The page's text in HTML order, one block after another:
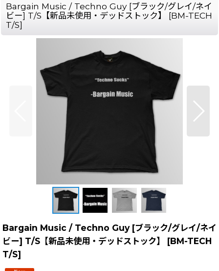
Bargain Music / Techno Guy [ブラック/グレイ/ネイ
ビー] T/S【新品未使用・デッドストック】
[BM-TECH
T/S]
Bargain Music / Techno Guy [ブラック/グレイ/ネイ
ビー] T/S【新品未使用・デッドストック】
[BM-TECH
T/S]